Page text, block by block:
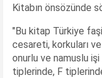
Kitabın önsözünde
"Bu kitap Türkiye
cesareti, korkuları
onurlu ve namuslu
tiplerinde, F